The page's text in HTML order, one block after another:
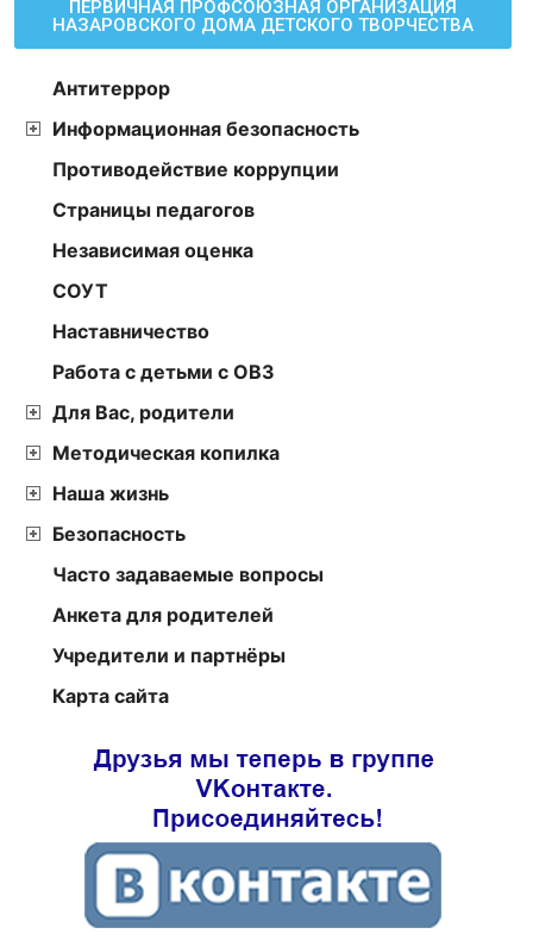
ПЕРВИЧНАЯ ПРОФСОЮЗНАЯ ОРГАНИЗАЦИЯ
НАЗАРОВСКОГО ДОМА ДЕТСКОГО ТВОРЧЕСТВА
Антитеррор
Информационная безопасность
Противодействие коррупции
Страницы педагогов
Независимая оценка
СОУТ
Наставничество
Работа с детьми с ОВЗ
Для Вас, родители
Методическая копилка
Наша жизнь
Безопасность
Часто задаваемые вопросы
Анкета для родителей
Учредители и партнёры
Карта сайта